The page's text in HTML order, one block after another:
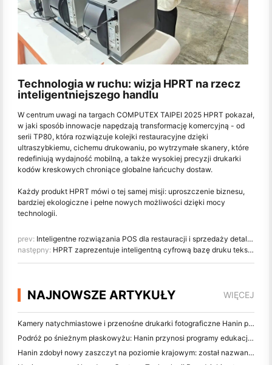
Technologia w ruchu: wizja HPRT na rzecz
inteligentniejszego handlu
W centrum uwagi na targach COMPUTEX TAIPEI 2025 HPRT pokazał,
w jaki sposób innowacje napędzają transformację komercyjną - od
serii TP80, która rozwiązuje kolejki restauracyjne dzięki
ultraszybkiemu, cichemu drukowaniu, po wytrzymałe skanery, które
redefiniują wydajność mobilną, a także wysokiej precyzji drukarki
kodów kreskowych chroniące globalne łańcuchy dostaw.
Każdy produkt HPRT mówi o tej samej misji: uproszczenie biznesu,
bardziej ekologiczne i pełne nowych możliwości dzięki mocy
technologii.
prev: Inteligentne rozwiązania POS dla restauracji i sprzedaży detalicznej: Zobacz HPRT na CHINASHOP 2025
następny: HPRT zaprezentuje inteligentną cyfrową bazę druku tekstylnego w północnych Chinach
NAJNOWSZE ARTYKUŁY WIĘCEJ
Kamery natychmiastowe i przenośne drukarki fotograficzne Hanin przyciągają duże zainteresowanie na targach IEAE Shenzhen 2026
Podróż po śnieżnym płaskowyżu: Hanin przynosi programy edukacji fotograficznej dla dzieci w Qamdo
Hanin zdobył nowy zaszczyt na poziomie krajowym: został nazwany "2026 Made in China · Trusted Brand by Consumers"